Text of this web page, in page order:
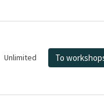
Unlimited To